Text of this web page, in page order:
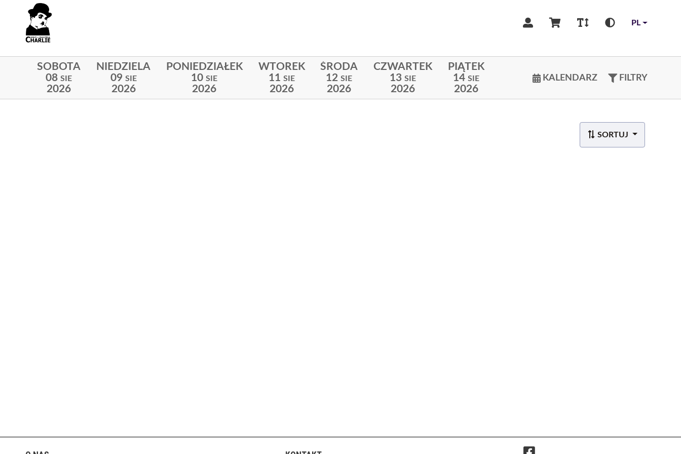
PL
SOBOTA
08 SIE
2026
NIEDZIELA
09 SIE
2026
PONIEDZIAŁEK
10 SIE
2026
WTOREK
11 SIE
2026
ŚRODA
12 SIE
2026
CZWARTEK
13 SIE
2026
PIĄTEK
14 SIE
2026
KALENDARZ FILTRY
SORTUJ